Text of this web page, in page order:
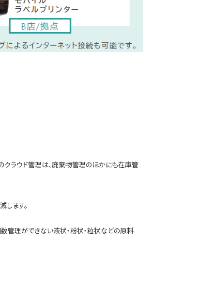
クラウド管理は、廃棄物管理のほかにも在庫管
ます。
管理ができない液状・粉状・粒状などの原料